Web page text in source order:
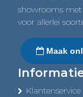
showrooms met
voor allerlei
Maak
Klantenservice